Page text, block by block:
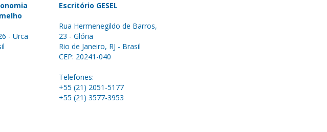
- Urca
Escritório GESEL
Rua Hermenegildo de Barros,
23 - Glória
Rio de Janeiro, RJ - Brasil
CEP: 20241-040
Telefones:
+55 (21) 2051-5177
+55 (21) 3577-3953